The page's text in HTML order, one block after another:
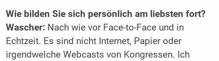
Wie bilden Sie sich persönlich am ­liebsten fort?
Wascher:Nach wie vor Face-to-Face und in
Echtzeit. Es sind nicht Internet, Papier oder
irgendwelche Webcasts von Kongressen. Ich